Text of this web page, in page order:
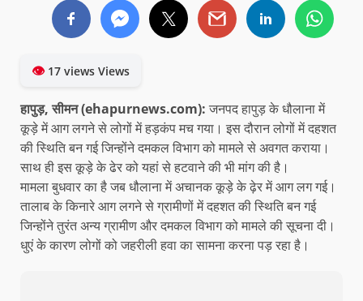
👁17 views Views
हापुड़, सीमन(ehapurnews.com): जनपद हापुड़ के धौलाना में
कूड़े में आग लगने से लोगों में हड़कंप मच गया। इस दौरान लोगों में दहशत
की स्थिति बन गई जिन्होंने दमकल विभाग को मामले से अवगत कराया।
साथ ही इस कूड़े के ढेर को यहां से हटवाने की भी मांग की है।
मामला बुधवार का है जब धौलाना में अचानक कूड़े के ढ़ेर में आग लग गई।
तालाब के किनारे आग लगने से ग्रामीणों में दहशत की स्थिति बन गई
जिन्होंने तुरंत अन्य ग्रामीण और दमकल विभाग को मामले की सूचना दी।
धुएं के कारण लोगों को जहरीली हवा का सामना करना पड़ रहा है।